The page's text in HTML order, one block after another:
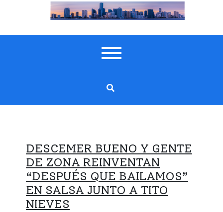
DESCEMER BUENO Y GENTE
DE ZONA REINVENTAN
“DESPUÉS QUE BAILAMOS”
EN SALSA JUNTO A TITO
NIEVES